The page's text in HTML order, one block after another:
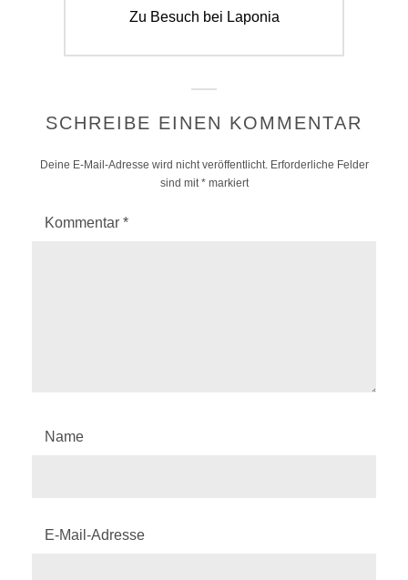
Next
Zu Besuch bei Laponia
SCHREIBE EINEN KOMMENTAR
Deine E-Mail-Adresse wird nicht veröffentlicht. Erforderliche Felder
sind mit*markiert
Kommentar *
Name
E-Mail-Adresse